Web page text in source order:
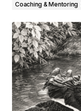
Coaching & Mentoring